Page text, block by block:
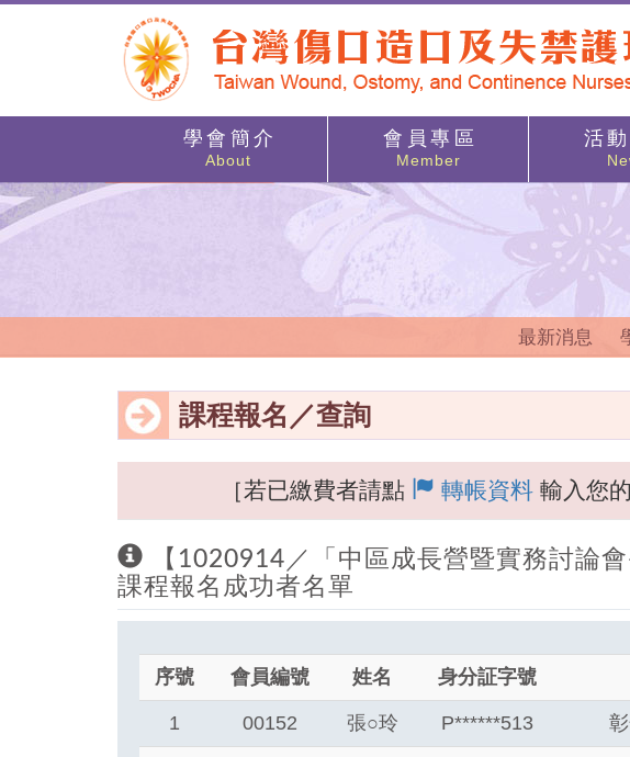
學 會 簡 介
About
會 員 專 區
Member
活
最新消息
課程報名／查詢
［若已繳費者請點 轉帳資料 輸入您
【1020914／「中區成長營暨實務討論
課程報名成功者名單
序號 會員編號 姓名 身分証字號
1 00152 張○玲 P******513